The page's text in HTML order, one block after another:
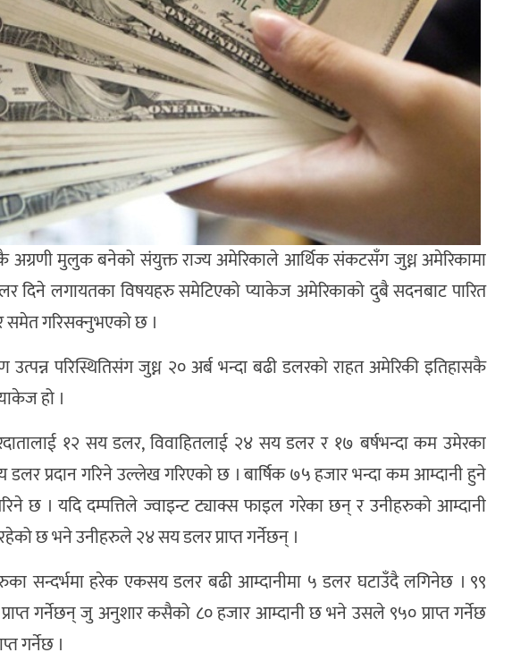
अग्रणी मुलुक बनेको संयुक्त राज्य अमेरिकाले आर्थिक संकटसँग जुध्न अमेरिकामा
दिने लगायतका विषयहरु समेटिएको प्याकेज अमेरिकाको दुबै सदनबाट पारित
समेत गरिसक्नुभएको छ ।
परिस्थितिसंग जुध्न २० अर्ब भन्दा बढी डलरको राहत अमेरिकी इतिहासकै
हो ।
१२ सय डलर, विवाहितलाई २४ सय डलर र १७ बर्षभन्दा कम उमेरका
प्रदान गरिने उल्लेख गरिएको छ । बार्षिक ७५ हजार भन्दा कम आम्दानी हुने
छ । यदि दम्पत्तिले ज्वाइन्ट ट्याक्स फाइल गरेका छन् र उनीहरुको आम्दानी
छ भने उनीहरुले २४ सय डलर प्राप्त गर्नेछन् ।
सन्दर्भमा हरेक एकसय डलर बढी आम्दानीमा ५ डलर घटाउँदै लगिनेछ । ९९
गर्नेछन् जु अनुशार कसैको ८० हजार आम्दानी छ भने उसले ९५० प्राप्त गर्नेछ
गर्नेछ ।